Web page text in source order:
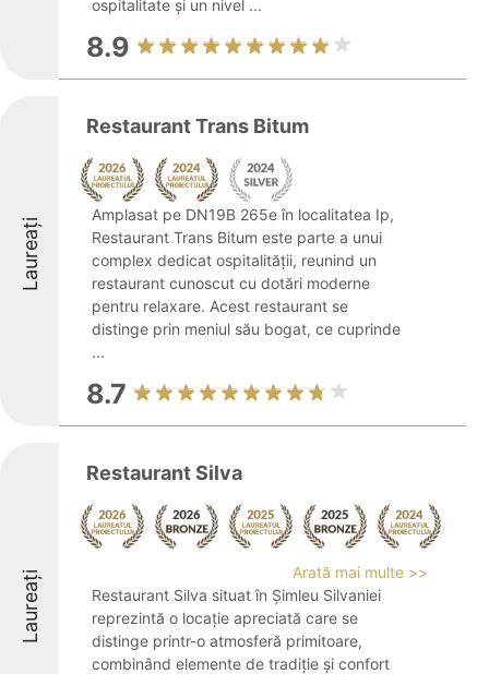
ospitalitate și un nivel ...
8.9
Laureați
Restaurant Trans Bitum
Amplasat pe DN19B 265e în localitatea Ip,
Restaurant Trans Bitum este parte a unui
complex dedicat ospitalității, reunind un
restaurant cunoscut cu dotări moderne
pentru relaxare. Acest restaurant se
distinge prin meniul său bogat, ce cuprinde
...
8.7
Laureați
Restaurant Silva
Arată mai multe >>
Restaurant Silva situat în Șimleu Silvaniei
reprezintă o locație apreciată care se
distinge printr-o atmosferă primitoare,
combinând elemente de tradiție și confort